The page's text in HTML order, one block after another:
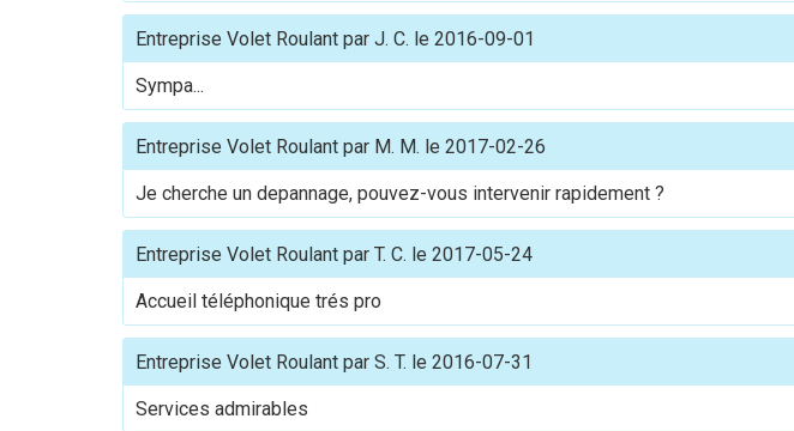
Entreprise Volet Roulant par J. C. le 2016-09-01
Sympa...
Entreprise Volet Roulant par M. M. le 2017-02-26
Je cherche un depannage, pouvez-vous intervenir rapidement ?
Entreprise Volet Roulant par T. C. le 2017-05-24
Accueil téléphonique trés pro
Entreprise Volet Roulant par S. T. le 2016-07-31
Services admirables